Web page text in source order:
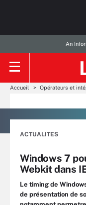
An
Accueil Opérateurs et
ACTUALITES
Windows 7
Webkit dans
Le timing de
de présentation de